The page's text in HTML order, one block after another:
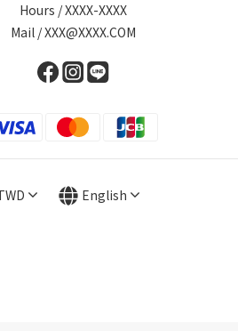
Hours / XXXX-XXXX
Mail / XXX@XXXX.COM
English